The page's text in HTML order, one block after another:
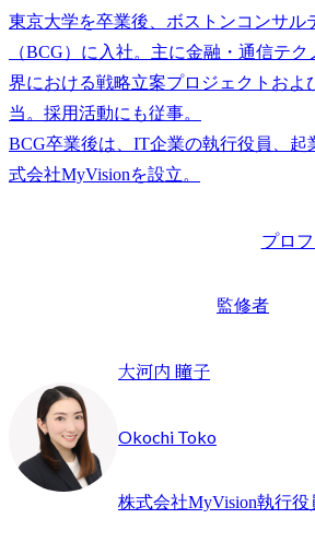
東京大学を卒業後、ボストンコンサル
（BCG）に入社。主に金融・通信テ
界における戦略立案プロジェクトおよ
当。採用活動にも従事。
BCG卒業後は、IT企業の執行役員、起
プロ
監修者
大河内 瞳子
Okochi Toko
株式会社MyVision執行役